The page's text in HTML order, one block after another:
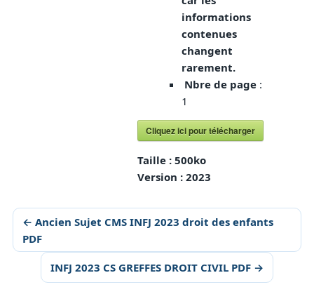
informations
contenues
changent
rarement.
Nbre de page :
1
Cliquez ici pour télécharger
Taille :500ko
Version :2023
← Ancien Sujet CMS INFJ 2023 droit des enfants
PDF
INFJ 2023 CS GREFFES DROIT CIVIL PDF →